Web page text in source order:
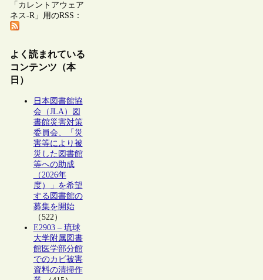
「カレントアウェア
ネス-R」用のRSS：
よく読まれている
コンテンツ（本
日）
日本図書館協
会（JLA）図
書館災害対策
委員会、「災
害等により被
災した図書館
等への助成
（2026年
度）」を希望
する図書館の
募集を開始
（522）
E2903 – 琉球
大学附属図書
館医学部分館
でのカビ被害
資料の清掃作